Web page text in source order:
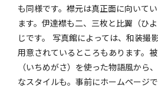
も同様です。襟元は真正面に向いて
ます。伊達襟も二、三枚と比翼（ひ
じです。 写真館によっては、和装撮
用意されているところもあります。
（いちめがさ）を使った物語風から
なスタイルも。事前にホームページ